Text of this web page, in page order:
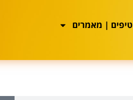
טיפים | מאמרים